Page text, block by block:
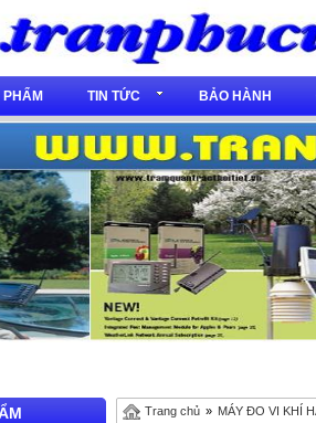
TIN TỨC BẢO HÀNH
Trang chủ » MÁY ĐO VI KHÍ